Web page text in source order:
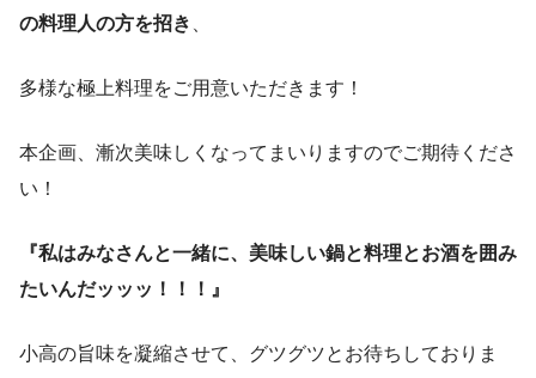
の料理人の方を招き
多様な極上料理をご用意いただきます！
本企画、漸次美味しくなってまいりますのでご期待くださ
い！
『私はみなさんと一緒に、美味しい鍋と料理とお酒を囲み
たいんだッッッ！！！』
小高の旨味を凝縮させて、グツグツとお待ちしておりま